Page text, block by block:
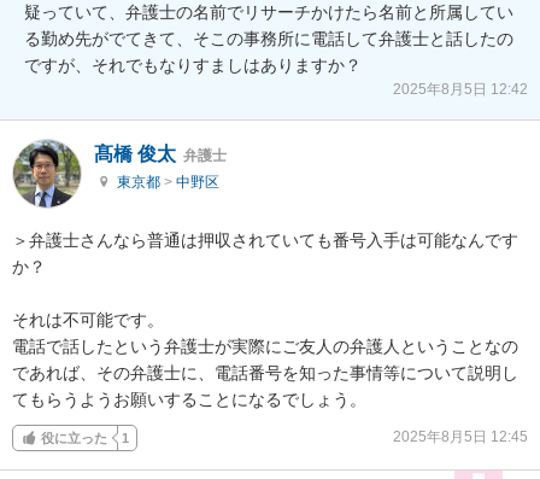
疑っていて、弁護士の名前でリサーチかけたら名前と所属してい
る勤め先がでてきて、そこの事務所に電話して弁護士と話したの
ですが、それでもなりすましはありますか？
2025年8月5日 12:42
髙橋 俊太 弁護士
東京都 > 中野区
＞弁護士さんなら普通は押収されていても番号入手は可能なんです
か？
それは不可能です。
電話で話したという弁護士が実際にご友人の弁護人ということなの
であれば、その弁護士に、電話番号を知った事情等について説明し
てもらうようお願いすることになるでしょう。
役に立った 1 2025年8月5日 12:45